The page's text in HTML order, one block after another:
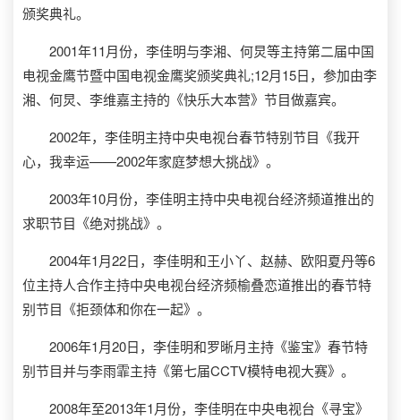
颁奖典礼。
2001年11月份，李佳明与李湘、何炅等主持第二届中国
电视金鹰节暨中国电视金鹰奖颁奖典礼;12月15日，参加由李
湘、何炅、李维嘉主持的《快乐大本营》节目做嘉宾。
2002年，李佳明主持中央电视台春节特别节目《我开
心，我幸运——2002年家庭梦想大挑战》。
2003年10月份，李佳明主持中央电视台经济频道推出的
求职节目《绝对挑战》。
2004年1月22日，李佳明和王小丫、赵赫、欧阳夏丹等6
位主持人合作主持中央电视台经济频榆叠恋道推出的春节特
别节目《拒颈体和你在一起》。
2006年1月20日，李佳明和罗晰月主持《鉴宝》春节特
别节目并与李雨霏主持《第七届CCTV模特电视大赛》。
2008年至2013年1月份，李佳明在中央电视台《寻宝》